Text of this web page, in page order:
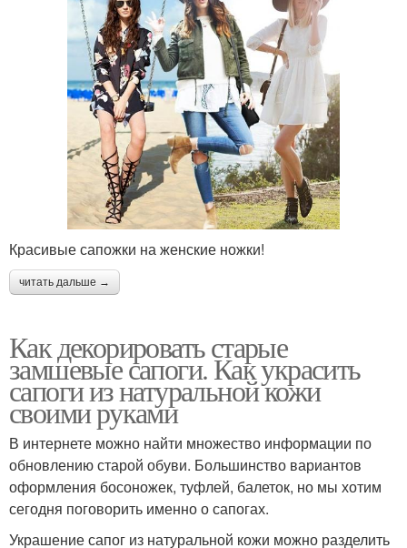
Красивые сапожки на женские ножки!
читать дальше →
Как декорировать старые
замшевые сапоги. Как украсить
сапоги из натуральной кожи
своими руками
В интернете можно найти множество информации по
обновлению старой обуви. Большинство вариантов
оформления босоножек, туфлей, балеток, но мы хотим
сегодня поговорить именно о сапогах.
Украшение сапог из натуральной кожи можно разделить